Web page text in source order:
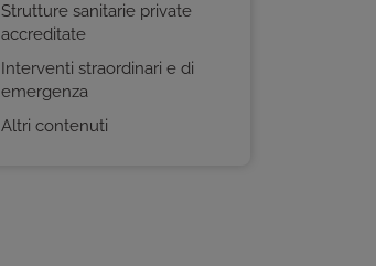
Strutture sanitarie private
accreditate
Interventi straordinari e di
emergenza
Altri contenuti